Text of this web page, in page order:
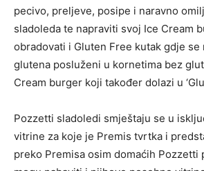
pecivo, preljeve, posipe i naravno
sladoleda te napraviti svoj Ice Cream
obradovati i Gluten Free kutak gdje
glutena posluženi u kornetima bez
Cream burger koji također dolazi u
Pozzetti sladoledi smještaju se u
vitrine za koje je Premis tvrtka i
preko Premisa osim domaćih Pozzetti